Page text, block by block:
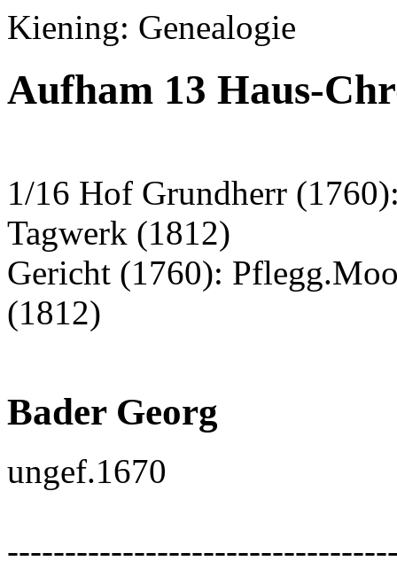
Kiening: Genealogie
Aufham 13 Haus-
1/16 Hof Grundherr
Tagwerk (1812)
Gericht (1760):
(1812)
Bader Georg
ungef.1670